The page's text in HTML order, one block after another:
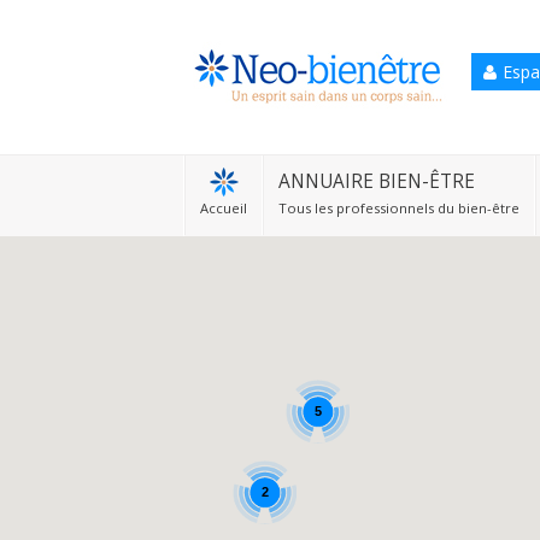
Accueil
ANNUAIRE BIEN-ÊTRE
Tous les professionnels du bien-être
5
2